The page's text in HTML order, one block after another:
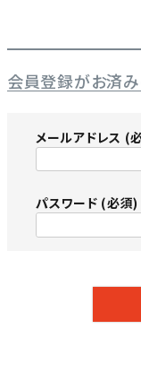
会員登録がお済
メールアドレス (
パスワード (必須)